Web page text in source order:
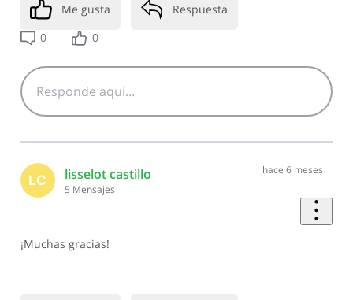
Me gusta
Respuesta
0
0
LC lisselot castillo
5 Mensajes
hace 6 meses
¡Muchas gracias!